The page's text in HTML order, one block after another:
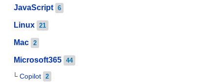
JavaScript 6
Linux 21
Mac 2
Microsoft365 44
Copilot 2